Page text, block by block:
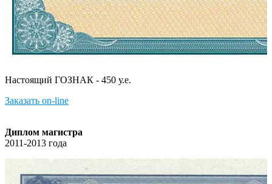
Настоящий ГОЗНАК - 450 у.е.
Заказать on-line
Диплом магистра
2011-2013 года